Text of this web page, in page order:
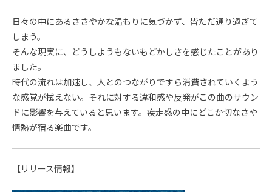
日々の中にあるささやかな温もりに気づかず、皆ただ通り過ぎて
しまう。
そんな現実に、どうしようもないもどかしさを感じたことがあり
ました。
時代の流れは加速し、人とのつながりですら消費されていくよう
な感覚が拭えない。それに対する違和感や反発がこの曲のサウン
ドに影響を与えていると思います。疾走感の中にどこか切なさや
情熱が宿る楽曲です。
【リリース情報】